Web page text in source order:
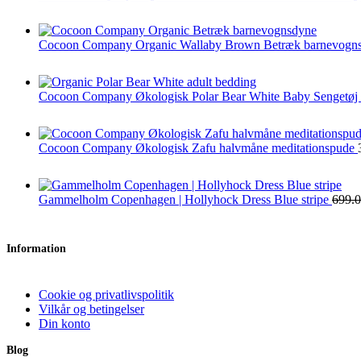
Cocoon Company Organic Wallaby Brown Betræk
Cocoon Company Økologisk Polar Bear White Baby Sengetøj
Cocoon Company Økologisk Zafu halvmåne meditationspude
Gammelholm Copenhagen | Hollyhock Dress Blue stripe
Information
Cookie og privatlivspolitik
Vilkår og betingelser
Din konto
Blog